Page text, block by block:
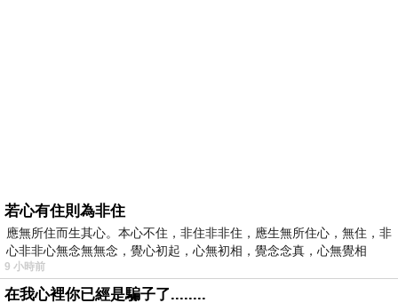
若心有住則為非住
應無所住而生其心。本心不住，非住非非住，應生無所住心，無住，非
心非非心無念無無念，覺心初起，心無初相，覺念念真，心無覺相
9 小時前
在我心裡你已經是騙子了........